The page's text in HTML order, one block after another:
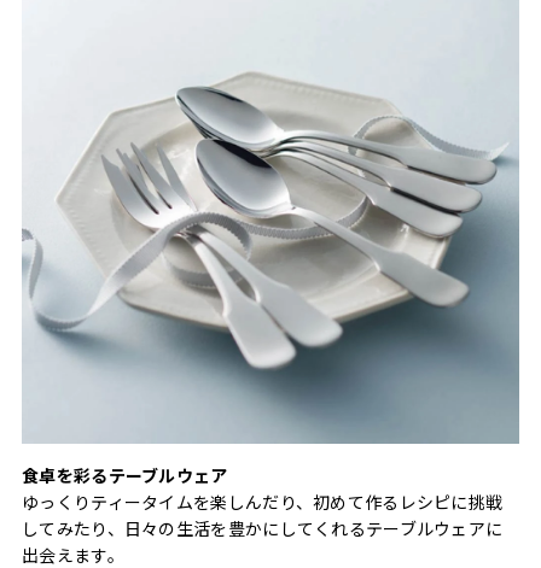
食卓を彩るテーブルウェア
ゆっくりティータイムを楽しんだり、初めて作るレシピに挑戦
してみたり、日々の生活を豊かにしてくれるテーブルウェアに
出会えます。